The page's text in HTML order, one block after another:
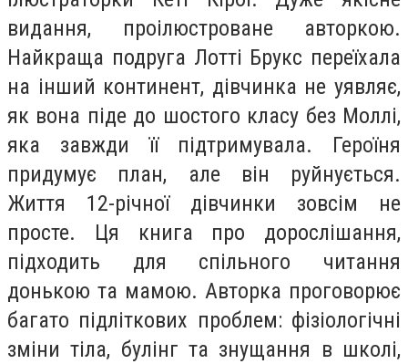
видання, проілюстроване авторкою.
Найкраща подруга Лотті Брукс переїхала
на інший континент, дівчинка не уявляє,
як вона піде до шостого класу без Моллі,
яка завжди її підтримувала. Героїня
придумує план, але він руйнується.
Життя 12-річної дівчинки зовсім не
просте. Ця книга про дорослішання,
підходить для спільного читання
донькою та мамою. Авторка проговорює
багато підліткових проблем: фізіологічні
зміни тіла, булінг та знущання в школі,